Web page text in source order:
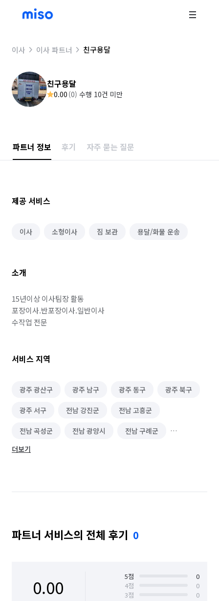
이사 이사 파트너 친구용달
친구용달
0.00 (0) 수행 10건 미만
파트너 정보 후기 자주 묻는 질문
제공 서비스
이사 소형이사 짐 보관 용달/화물 운송
소개
15년이상 이사팀장 활동
포장이사.반포장이사.일반이사
수작업 전문
서비스 지역
광주 광산구 광주 남구 광주 동구 광주 북구
광주 서구 전남 강진군 전남 고흥군
전남 곡성군 전남 광양시 전남 구례군
전남 나주시
전남 신안군 전남 여수시 전남 영광군
전남 장흥군 전남 진도군 전남 함평군
더보기
파트너 서비스의 전체 후기 0
0.00 5점
0
4점
0
3점
0